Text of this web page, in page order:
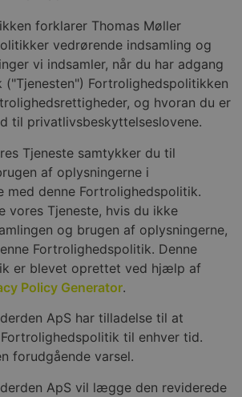
forklarer Thomas Møller
vedrørende indsamling og
vi indsamler, når du har adgang
Fortrolighedspolitikken
og hvoran du er
til privatlivsbeskyttelseslovene.
Tjeneste samtykker du til
af oplysningerne i
med denne Fortrolighedspolitik.
vores Tjeneste, hvis du ikke
og brugen af oplysningerne,
Fortrolighedspolitik. Denne
er blevet oprettet ved hjælp af
Policy Generator.
ApS har tilladelse til at
til enhver tid.
forudgående varsel.
ApS vil lægge den reviderede